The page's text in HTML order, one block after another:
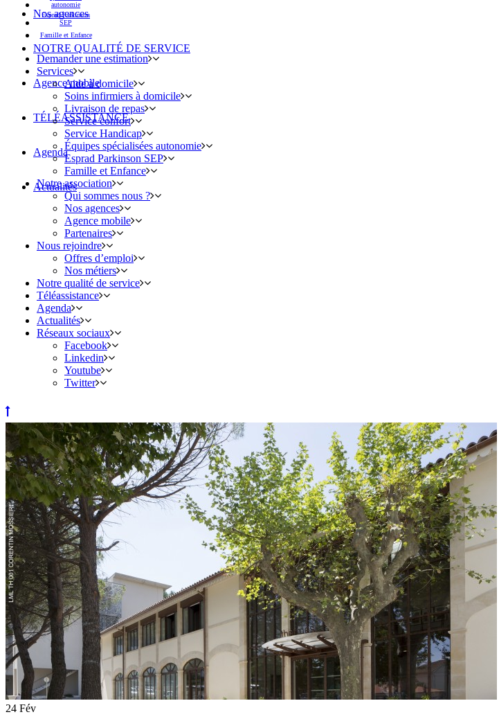
Nos agences
NOTRE QUALITÉ DE SERVICE
Agence mobile
TÉLÉASSISTANCE
Agenda
Actualités
autonomie
Esprad Parkinson
SEP
Famille et Enfance
Demander une estimation
Services
Aide à domicile
Soins infirmiers à domicile
Livraison de repas
Service confort
Service Handicap
Équipes spécialisées autonomie
Esprad Parkinson SEP
Famille et Enfance
Notre association
Qui sommes nous ?
Nos agences
Agence mobile
Partenaires
Nous rejoindre
Offres d’emploi
Nos métiers
Notre qualité de service
Téléassistance
Agenda
Actualités
Réseaux sociaux
Facebook
Linkedin
Youtube
Twitter
24 Fév